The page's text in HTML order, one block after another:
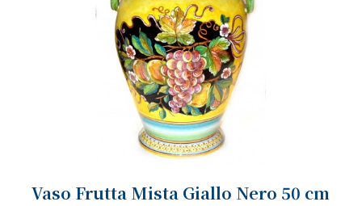
Vaso Frutta Mista Giallo Nero 50 cm